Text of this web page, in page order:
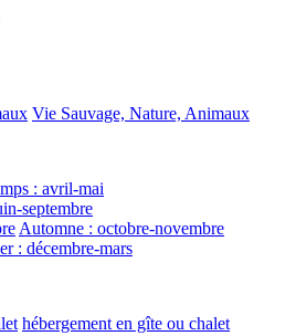
Vie Sauvage, Nature, Animaux
: avril-mai
septembre
Automne : octobre-novembre
: décembre-mars
hébergement en gîte ou chalet